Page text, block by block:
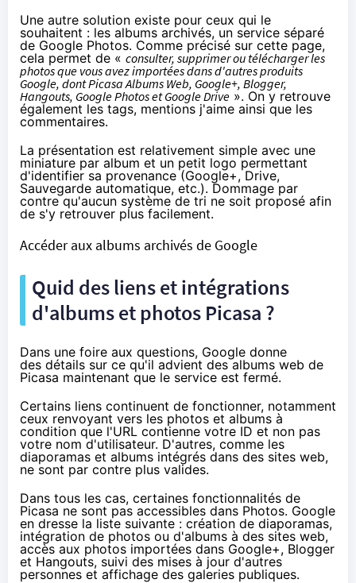
Une autre solution existe pour ceux qui le
souhaitent : les albums archivés, un service séparé
de Google Photos. Comme précisé sur cette page,
cela permet de « consulter, supprimer ou télécharger les
photos que vous avez importées dans d'autres produits
Google, dont Picasa Albums Web, Google+, Blogger,
Hangouts, Google Photos et Google Drive ». On y retrouve
également les tags, mentions j'aime ainsi que les
commentaires.
La présentation est relativement simple avec une
miniature par album et un petit logo permettant
d'identifier sa provenance (Google+, Drive,
Sauvegarde automatique, etc.). Dommage par
contre qu'aucun système de tri ne soit proposé afin
de s'y retrouver plus facilement.
Accéder aux albums archivés de Google
Quid des liens et intégrations
d'albums et photos Picasa ?
Dans une foire aux questions, Google donne
des détails sur ce qu'il advient des albums web de
Picasa maintenant que le service est fermé.
Certains liens continuent de fonctionner, notamment
ceux renvoyant vers les photos et albums à
condition que l'URL contienne votre ID et non pas
votre nom d'utilisateur. D'autres, comme les
diaporamas et albums intégrés dans des sites web,
ne sont par contre plus valides.
Dans tous les cas, certaines fonctionnalités de
Picasa ne sont pas accessibles dans Photos. Google
en dresse la liste suivante : création de diaporamas,
intégration de photos ou d'albums à des sites web,
accès aux photos importées dans Google+, Blogger
et Hangouts, suivi des mises à jour d'autres
personnes et affichage des galeries publiques.